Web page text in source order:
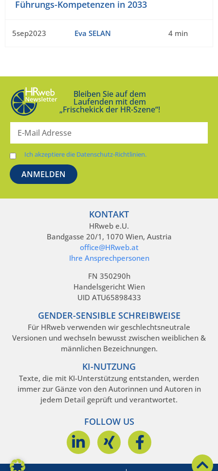
Führungs-Kompetenzen in 2033
5sep2023 Eva SELAN 4 min
Bleiben Sie auf dem
Laufenden mit dem
„Frischekick der HR-Szene“!
Ich akzeptiere die Datenschutz-Richtlinien.
KONTAKT
HRweb e.U.
Bandgasse 20/1, 1070 Wien, Austria
office@HRweb.at
Ihre Ansprechpersonen
FN 350290h
Handelsgericht Wien
UID ATU65898433
GENDER-SENSIBLE SCHREIBWEISE
Für HRweb verwenden wir geschlechtsneutrale
Versionen und wechseln bewusst zwischen weiblichen &
männlichen Bezeichnungen.
KI-NUTZUNG
Texte, die mit KI-Unterstützung entstanden, werden
immer zur Gänze von den Autorinnen und Autoren in
jedem Detail geprüft und verantwortet.
FOLLOW US